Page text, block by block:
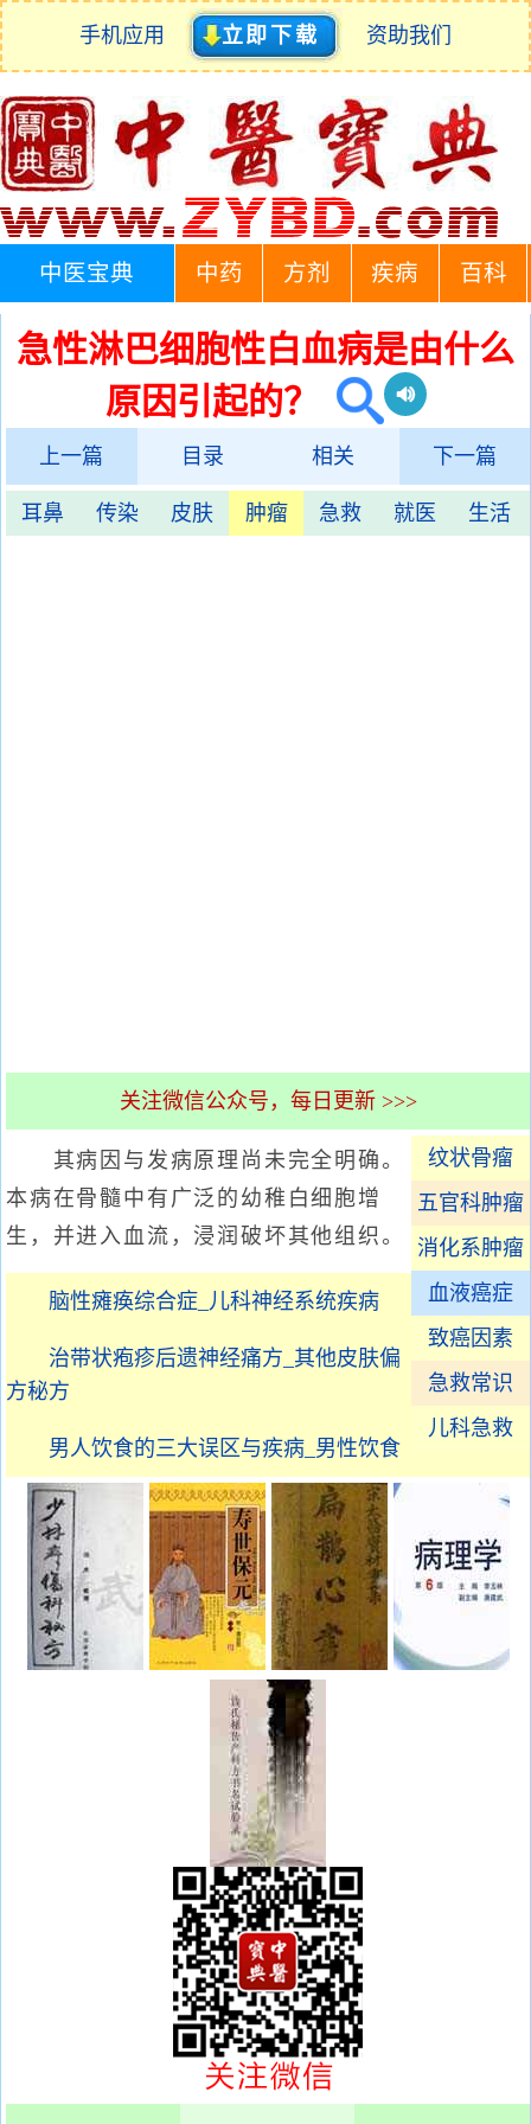
手机应用 立即下载 资助我们
中医宝典 中药 方剂 疾病 百科
急性淋巴细胞性白血病是由什么
原因引起的？
上一篇 目录 相关 下一篇
耳鼻 传染 皮肤 肿瘤 急救 就医 生活
关注微信公众号，每日更新 >>>
纹状骨瘤
五官科肿瘤
消化系肿瘤
血液癌症
致癌因素
急救常识
儿科急救
其病因与发病原理尚未完全明确。
本病在骨髓中有广泛的幼稚白细胞增
生，并进入血流，浸润破坏其他组织。
脑性瘫痪综合症_儿科神经系统疾病
治带状疱疹后遗神经痛方_其他皮肤偏
方秘方
男人饮食的三大误区与疾病_男性饮食